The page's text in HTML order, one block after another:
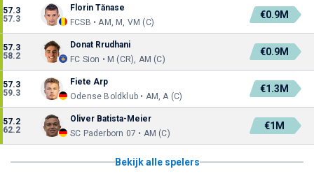
57.3
57.3
Florin Tănase
FCSB • AM, M, VM (C)
€0.9M
57.3
58.2
Donat Rrudhani
FC Sion • M (CR), AM (C)
€0.9M
57.3
59.3
Fiete Arp
Odense Boldklub • AM, A (C)
€1.3M
57.2
62.2
Oliver Batista-Meier
SC Paderborn 07 • AM (C)
€1M
Bekijk alle spelers